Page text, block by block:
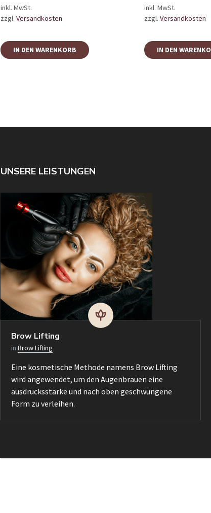
inkl. MwSt.
zzgl.Versandkosten
IN DEN WARENKORB
inkl. MwSt.
zzgl. Versandkosten
IN DEN
UNSERE LEISTUNGEN
Brow Lifting
inBrow Lifting
Eine kosmetische Methode namens Brow Lifting
wird angewendet, um den Augenbrauen eine
ausdrucksstarke und nach oben geschwungene
Form zu verleihen.